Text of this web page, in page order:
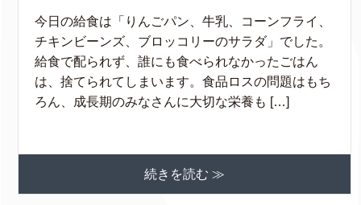
今日の給食は「りんごパン、牛乳、コーンフライ、
チキンビーンズ、ブロッコリーのサラダ」でした。
給食で配られず、誰にも食べられなかったごはん
は、捨てられてしまいます。食品ロスの問題はもち
ろん、成長期のみなさんに大切な栄養も […]
続きを読む ≫